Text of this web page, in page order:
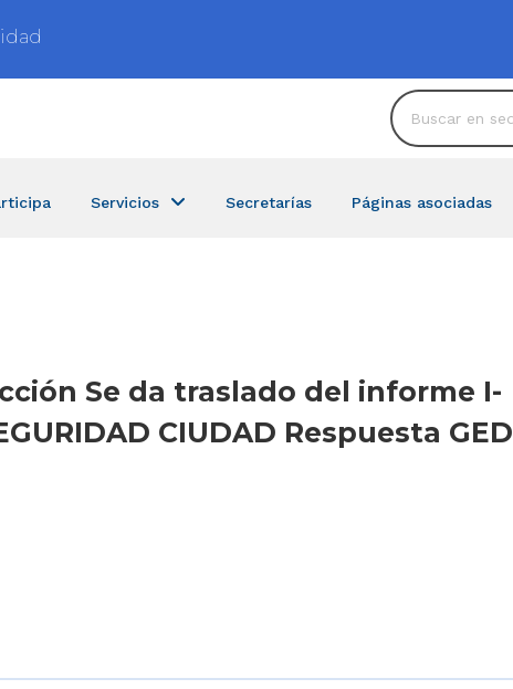
Servicios Secretarías Páginas asociadas
Se da traslado del informe I-
CIUDAD Respuesta GED